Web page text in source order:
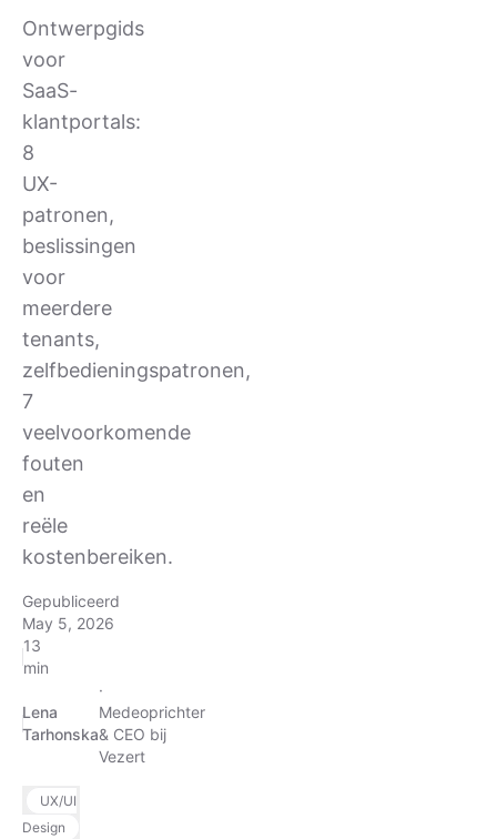
Ontwerpgids
voor
SaaS-
klantportals:
8
UX-
patronen,
beslissingen
voor
meerdere
tenants,
zelfbedieningspatronen,
7
veelvoorkomende
fouten
en
reële
kostenbereiken.
Gepubliceerd
May 5, 2026
13
min
Lena
Tarhonska
·
Medeoprichter
& CEO bij
Vezert
UX/UI
Design